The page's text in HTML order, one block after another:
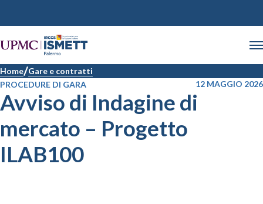
Home Gare e contratti
PROCEDURE DI GARA
12 MAGGIO 2026
Avviso di Indagine di
mercato – Progetto
ILAB100